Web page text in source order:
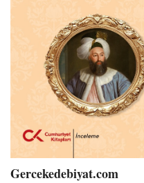
Gercekedebiyat.com